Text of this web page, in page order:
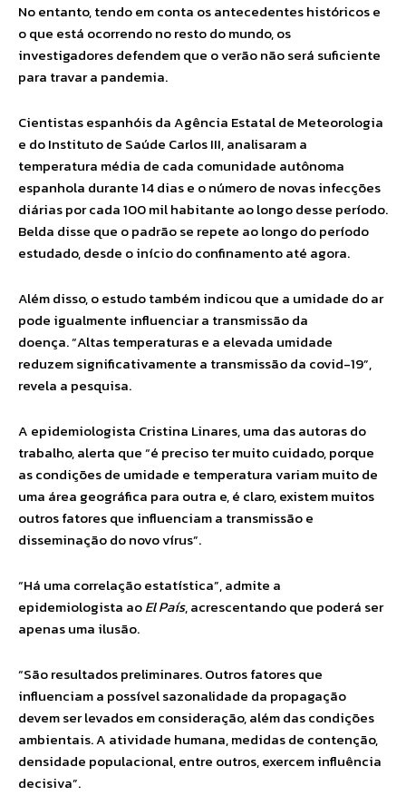
No entanto, tendo em conta os antecedentes históricos e
o que está ocorrendo no resto do mundo, os
investigadores defendem que o verão não será suficiente
para travar a pandemia.
Cientistas espanhóis da Agência Estatal de Meteorologia
e do Instituto de Saúde Carlos III, analisaram a
temperatura média de cada comunidade autônoma
espanhola durante 14 dias e o número de novas infecções
diárias por cada 100 mil habitante ao longo desse período.
Belda disse que o padrão se repete ao longo do período
estudado, desde o início do confinamento até agora.
Além disso, o estudo também indicou que a umidade do ar
pode igualmente influenciar a transmissão da
doença. “Altas temperaturas e a elevada umidade
reduzem significativamente a transmissão da covid-19”,
revela a pesquisa.
A epidemiologista Cristina Linares, uma das autoras do
trabalho, alerta que “é preciso ter muito cuidado, porque
as condições de umidade e temperatura variam muito de
uma área geográfica para outra e, é claro, existem muitos
outros fatores que influenciam a transmissão e
disseminação do novo vírus”.
“Há uma correlação estatística”, admite a
epidemiologista aoEl País, acrescentando que poderá ser
apenas uma ilusão.
“São resultados preliminares. Outros fatores que
influenciam a possível sazonalidade da propagação
devem ser levados em consideração, além das condições
ambientais. A atividade humana, medidas de contenção,
densidade populacional, entre outros, exercem influência
decisiva”.